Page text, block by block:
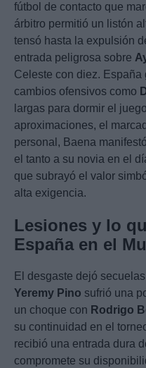
fútbol de contacto que
árbitro permitió un listón
tensó hasta la expulsión
entrada peligrosa sobre
Celeste con diez.
cambios ofensivos como
largas para dormir el
aproximaciones, el
personal, Baena
el tanto a su novia en el
que subrayó el valor
alta exigencia.
Lesiones y lo
España en el
El desgaste dejó
Yeremy Pino sufrió una
un choque con Rodrigo
su continuidad en el
recibió una entrada dura
compromete su